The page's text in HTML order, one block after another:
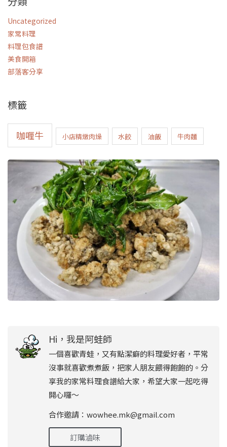
Uncategorized
家常料理
料理包食譜
美食開箱
部落客分享
標籤
咖喱牛 小店精燉肉燥 水餃 油飯 牛肉麵
Hi，我是阿蛙師
一個喜歡青蛙，又有點潔癖的料理愛好者，平常
沒事就喜歡煮煮飯，把家人朋友餵得飽飽的。分
享我的家常料理食譜給大家，希望大家一起吃得
開心囉～
合作邀請：wowhee.mk@gmail.com
訂購滷味